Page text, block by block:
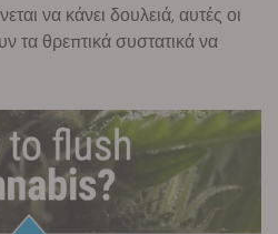
να κάνει δουλειά, αυτές οι
τα θρεπτικά συστατικά να